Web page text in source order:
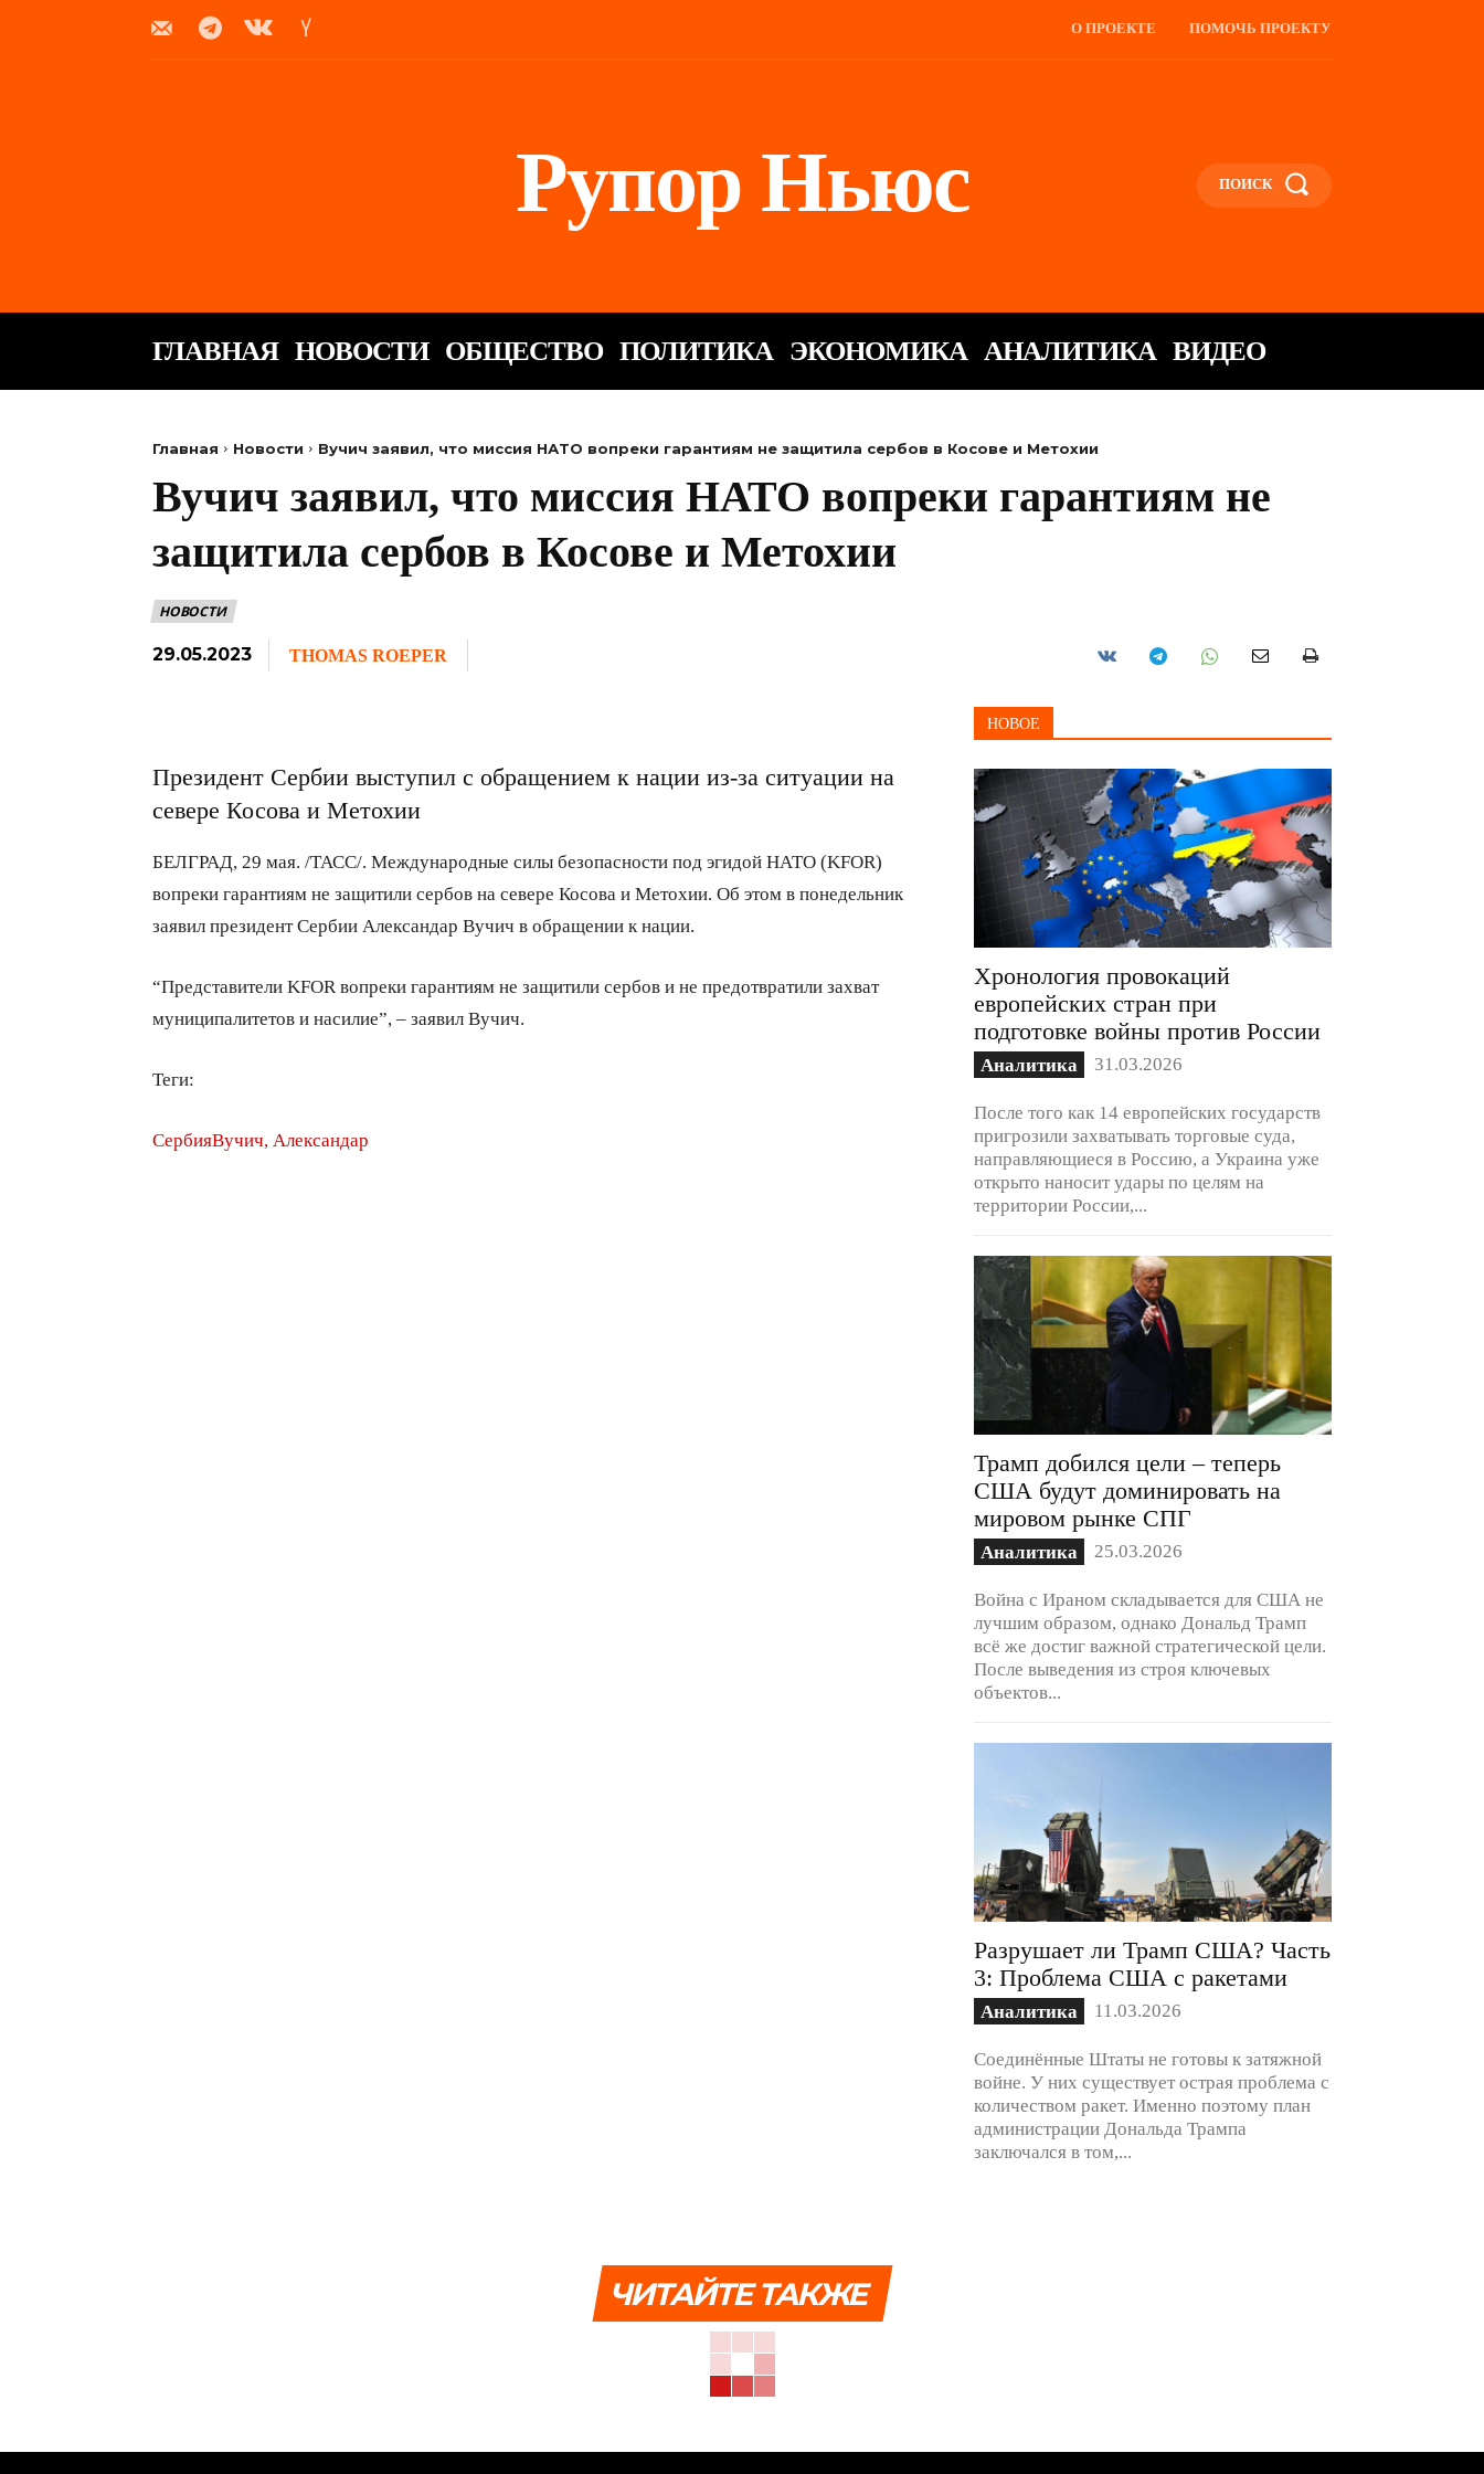
О ПРОЕКТЕ ПОМОЧЬ ПРОЕКТУ
Рупор Ньюс ПОИСК
ГЛАВНАЯ НОВОСТИ ОБЩЕСТВО ПОЛИТИКА ЭКОНОМИКА АНАЛИТИКА ВИДЕО
Главная Новости Вучич заявил, что миссия НАТО вопреки гарантиям не защитила сербов в Косове и Метохии
Вучич заявил, что миссия НАТО вопреки гарантиям не
защитила сербов в Косове и Метохии
НОВОСТИ
29.05.2023 THOMAS ROEPER
Президент Сербии выступил с обращением к нации из-за ситуации на
севере Косова и Метохии
БЕЛГРАД, 29 мая. /ТАСС/. Международные силы безопасности под эгидой НАТО (KFOR)
вопреки гарантиям не защитили сербов на севере Косова и Метохии. Об этом в понедельник
заявил президент Сербии Александар Вучич в обращении к нации.
“Представители KFOR вопреки гарантиям не защитили сербов и не предотвратили захват
муниципалитетов и насилие”, – заявил Вучич.
Теги:
СербияВучич, Александар
НОВОЕ
Хронология провокаций
европейских стран при
подготовке войны против России
Аналитика 31.03.2026
После того как 14 европейских государств
пригрозили захватывать торговые суда,
направляющиеся в Россию, а Украина уже
открыто наносит удары по целям на
территории России,...
Трамп добился цели – теперь
США будут доминировать на
мировом рынке СПГ
Аналитика 25.03.2026
Война с Ираном складывается для США не
лучшим образом, однако Дональд Трамп
всё же достиг важной стратегической цели.
После выведения из строя ключевых
объектов...
Разрушает ли Трамп США? Часть
3: Проблема США с ракетами
Аналитика 11.03.2026
Соединённые Штаты не готовы к затяжной
войне. У них существует острая проблема с
количеством ракет. Именно поэтому план
администрации Дональда Трампа
заключался в том,...
ЧИТАЙТЕ ТАКЖЕ